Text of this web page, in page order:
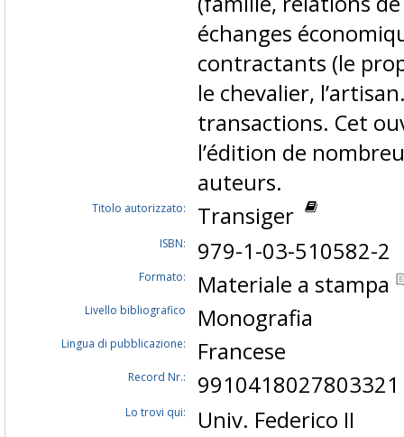
échanges
contractants (le
le chevalier,
transactions. Cet
l’édition de
auteurs.
Titolo autorizzato: Transiger
ISBN: 979-1-03-510582-2
Formato: Materiale a stampa
Livello bibliografico Monografia
Lingua di pubblicazione: Francese
Record Nr.: 9910418027803321
Lo trovi qui: Univ. Federico II